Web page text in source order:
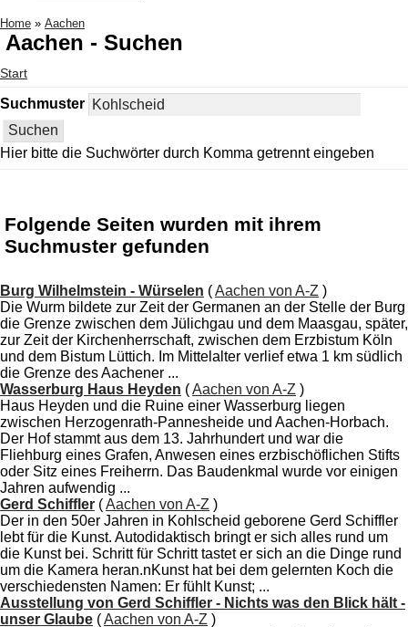
Home » Aachen
Aachen - Suchen
Start
Suchmuster
Hier bitte die Suchwörter durch Komma getrennt eingeben
Folgende Seiten wurden mit ihrem
Suchmuster gefunden
Burg Wilhelmstein - Würselen (Aachen von A-Z )
Die Wurm bildete zur Zeit der Germanen an der Stelle der Burg
die Grenze zwischen dem Jülichgau und dem Maasgau, später,
zur Zeit der Kirchenherrschaft, zwischen dem Erzbistum Köln
und dem Bistum Lüttich. Im Mittelalter verlief etwa 1 km südlich
die Grenze des Aachener ...
Wasserburg Haus Heyden (Aachen von A-Z )
Haus Heyden und die Ruine einer Wasserburg liegen
zwischen Herzogenrath-Pannesheide und Aachen-Horbach.
Der Hof stammt aus dem 13. Jahrhundert und war die
Fliehburg eines Grafen, Anwesen eines erzbischöflichen Stifts
oder Sitz eines Freiherrn. Das Baudenkmal wurde vor einigen
Jahren aufwendig ...
Gerd Schiffler (Aachen von A-Z )
Der in den 50er Jahren in Kohlscheid geborene Gerd Schiffler
lebt für die Kunst. Autodidaktisch bringt er sich alles rund um
die Kunst bei. Schritt für Schritt tastet er sich an die Dinge rund
um die Kamera heran.nKunst hat bei dem gelernten Koch die
verschiedensten Namen: Er fühlt Kunst; ...
Ausstellung von Gerd Schiffler - Nichts was den Blick hält -
unser Glaube (Aachen von A-Z )